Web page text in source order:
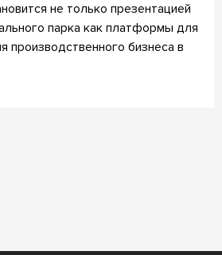
не только презентацией
парка как платформы для
производственного бизнеса в